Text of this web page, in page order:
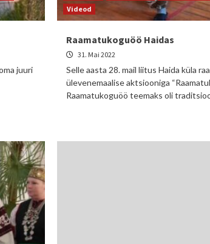
juuri
Videod
Raamatukoguöö Haidas
31. Mai 2022
Selle aasta 28. mail liitus Haida küla
ülevenemaalise aktsiooniga
Raamatukoguöö teemaks oli